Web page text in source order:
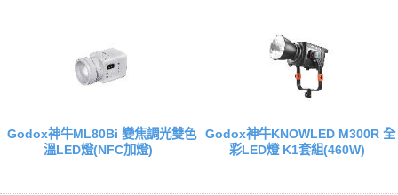
Godox神牛ML80Bi 變焦調光雙色
溫LED燈(NFC加燈)
Godox神牛KNOWLED M300R 全
彩LED燈 K1套組(460W)